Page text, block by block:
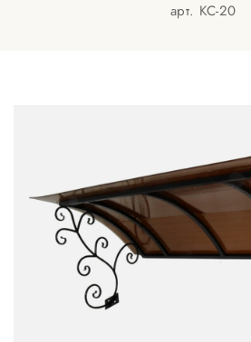
арт. КС-20